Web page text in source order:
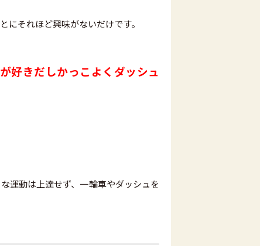
にそれほど興味がないだけです。
好きだしかっこよくダッシュ
運動は上達せず、一輪車やダッシュを